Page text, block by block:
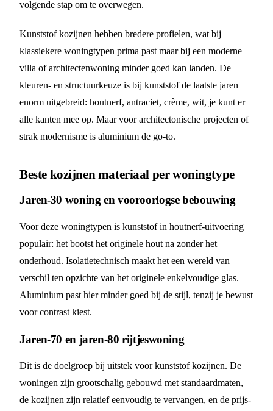
volgende stap om te overwegen.
Kunststof kozijnen hebben bredere profielen, wat bij
klassiekere woningtypen prima past maar bij een moderne
villa of architectenwoning minder goed kan landen. De
kleuren- en structuurkeuze is bij kunststof de laatste jaren
enorm uitgebreid: houtnerf, antraciet, crème, wit, je kunt er
alle kanten mee op. Maar voor architectonische projecten of
strak modernisme is aluminium de go-to.
Beste kozijnen materiaal per woningtype
Jaren-30 woning en vooroorlogse bebouwing
Voor deze woningtypen is kunststof in houtnerf-uitvoering
populair: het bootst het originele hout na zonder het
onderhoud. Isolatietechnisch maakt het een wereld van
verschil ten opzichte van het originele enkelvoudige glas.
Aluminium past hier minder goed bij de stijl, tenzij je bewust
voor contrast kiest.
Jaren-70 en jaren-80 rijtjeswoning
Dit is de doelgroep bij uitstek voor kunststof kozijnen. De
woningen zijn grootschalig gebouwd met standaardmaten,
de kozijnen zijn relatief eenvoudig te vervangen, en de prijs-